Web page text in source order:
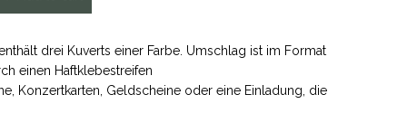
drei Kuverts einer Farbe. Umschlag ist im Format
einen Haftklebestreifen
Konzertkarten, Geldscheine oder eine Einladung, die